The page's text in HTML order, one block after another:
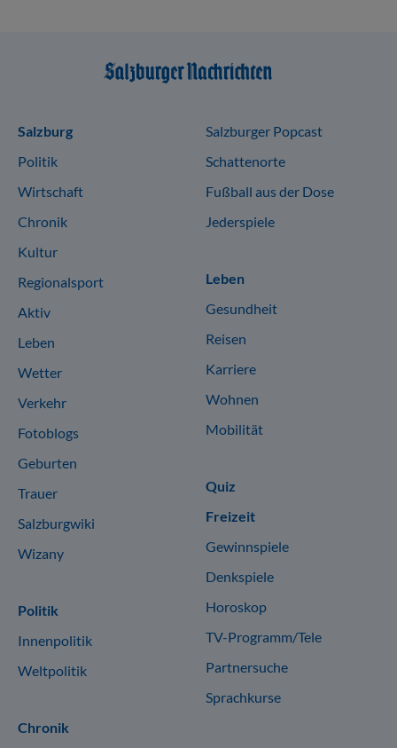
Sitemap
Salzburg
Politik
Wirtschaft
Chronik
Kultur
Regionalsport
Aktiv
Leben
Wetter
Verkehr
Fotoblogs
Geburten
Trauer
Salzburgwiki
Wizany
Politik
Innenpolitik
Weltpolitik
Chronik
Salzburger Popcast
Schattenorte
Fußball aus der Dose
Jederspiele
Leben
Gesundheit
Reisen
Karriere
Wohnen
Mobilität
Quiz
Freizeit
Gewinnspiele
Denkspiele
Horoskop
TV-Programm/Tele
Partnersuche
Sprachkurse